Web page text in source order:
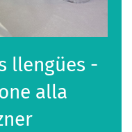
llengües -
alla